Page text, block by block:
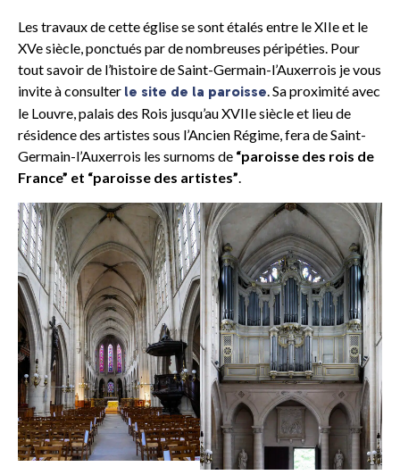
Les travaux de cette église se sont étalés entre le XIIe et le
XVe siècle, ponctués par de nombreuses péripéties. Pour
tout savoir de l’histoire de Saint-Germain-l’Auxerrois je vous
invite à consulter le site de la paroisse . Sa proximité avec
le Louvre, palais des Rois jusqu’au XVIIe siècle et lieu de
résidence des artistes sous l’Ancien Régime, fera de Saint-
Germain-l’Auxerrois les surnoms de “paroisse des rois de
France” et “paroisse des artistes”